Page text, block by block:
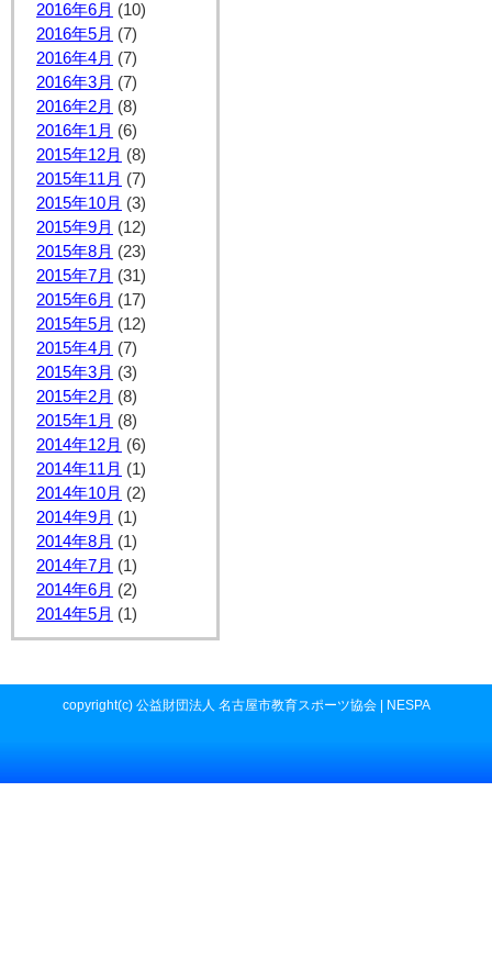
2016年6月 (10)
2016年5月 (7)
2016年4月 (7)
2016年3月 (7)
2016年2月 (8)
2016年1月 (6)
2015年12月 (8)
2015年11月 (7)
2015年10月 (3)
2015年9月 (12)
2015年8月 (23)
2015年7月 (31)
2015年6月 (17)
2015年5月 (12)
2015年4月 (7)
2015年3月 (3)
2015年2月 (8)
2015年1月 (8)
2014年12月 (6)
2014年11月 (1)
2014年10月 (2)
2014年9月 (1)
2014年8月 (1)
2014年7月 (1)
2014年6月 (2)
2014年5月 (1)
copyright(c) 公益財団法人 名古屋市教育スポーツ協会 | NESPA